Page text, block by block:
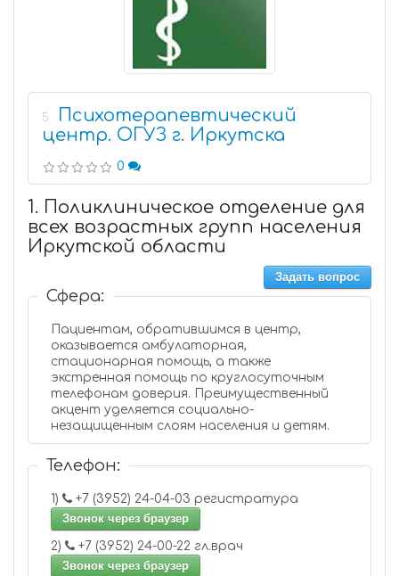
5
Психотерапевтический
центр. ОГУЗ г. Иркутска
0
1. Поликлиническое отделение для
всех возрастных групп населения
Иркутской области
Задать вопрос
Сфера:
Пациентам, обратившимся в центр,
оказывается амбулаторная,
стационарная помощь, а также
экстренная помощь по круглосуточным
телефонам доверия. Преимущественный
акцент уделяется социально-
незащищенным слоям населения и детям.
Телефон:
1)
+7 (3952) 24-04-03 регистратура
Звонок через браузер
2)
+7 (3952) 24-00-22 гл.врач
Звонок через браузер